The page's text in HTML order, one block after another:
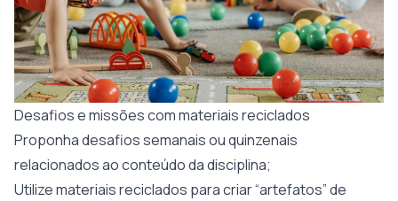
Desafios e missões com materiais reciclados
Proponha desafios semanais ou quinzenais
relacionados ao conteúdo da disciplina;
Utilize materiais reciclados para criar “artefatos” de